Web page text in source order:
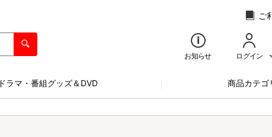
ご
お知らせ ログイン
ドラマ・番組グッズ＆DVD 商品カテゴ